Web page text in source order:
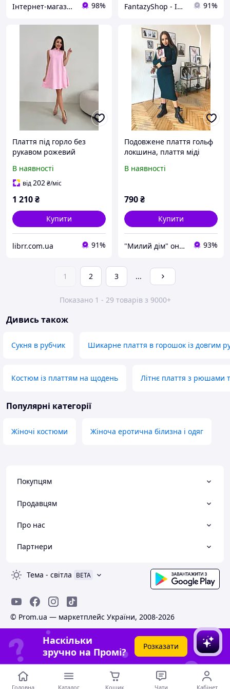
Інтернет-магазин "Butterfly" 98% FantazyShop - Інтернет магазин товарів для всіх і кожного 91%
Плаття під горло без
рукавом рожевий
В наявності
від202₴/міс
1 210₴
Купити
librr.com.ua 91%
Подовжене плаття гольф
локшина, плаття міді
в'язане плаття "Дана"
В наявності
790₴
Купити
"Милий дім" онлайн магазин 93%
1 2 3 ...
Показано 1 - 29 товарів з 9000+
Дивись також
Сукня в рубчик Шикарне плаття в горошок із довгим
Костюм із платтям на щодень Літнє плаття з рюшами
Популярні категорії
Жіночі костюми Жіноча еротична білизна і одяг
Покупцям
Продавцям
Про нас
Партнери
Тема - світла BETA
© Prom.ua — маркетплейс України, 2008-2026
Наскільки
зручно на Промі?
Розказати
Головна Каталог Кошик Чати Кабінет